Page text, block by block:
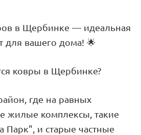
в Щербинке — идеальная
для вашего дома! 🌟
ковры в Щербинке?
где на равных
жилые комплексы, такие
и старые частные